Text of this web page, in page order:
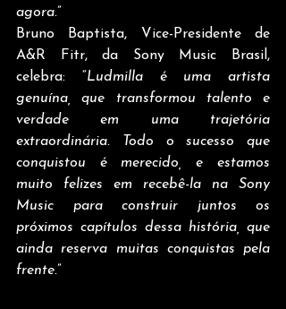
agora.”
Bruno Baptista, Vice-Presidente de
A&R Fitr, da Sony Music Brasil,
celebra: “Ludmilla é uma artista
genuína, que transformou talento e
verdade em uma trajetória
extraordinária. Todo o sucesso que
conquistou é merecido, e estamos
muito felizes em recebê-la na Sony
Music para construir juntos os
próximos capítulos dessa história, que
ainda reserva muitas conquistas pela
frente.”